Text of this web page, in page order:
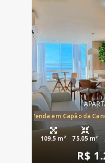
Mar à Venda em Capão da
109.5 m² 75.05 m²
R$